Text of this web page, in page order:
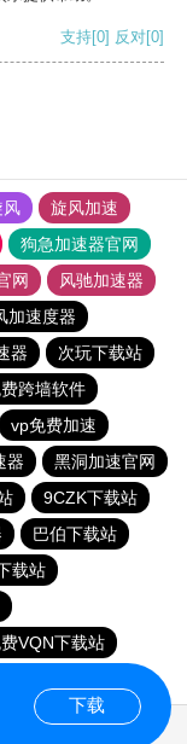
支持[0] 反对[0]
风
旋风加速
狗急加速器官网
网
风驰加速器
加速度器
器
次玩下载站
跨墙软件
vp免费加速
器
黑洞加速官网
9CZK下载站
巴伯下载站
载站
VQN下载站
下载